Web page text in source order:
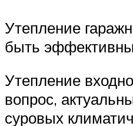
Утепление
быть
Утепление
вопрос,
суровых